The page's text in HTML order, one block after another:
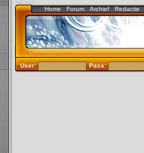
Home Forum Archief Redactie
User: Pass: